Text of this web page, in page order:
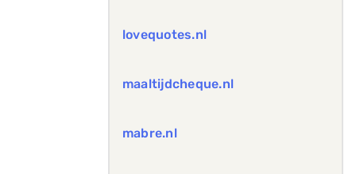
lovequotes.nl
maaltijdcheque.nl
mabre.nl